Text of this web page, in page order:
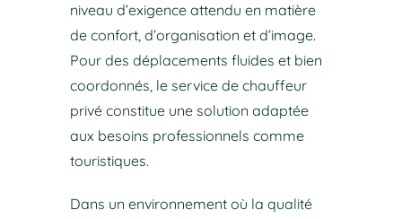
niveau d’exigence attendu en matière
de confort, d’organisation et d’image.
Pour des déplacements fluides et bien
coordonnés, le service de chauffeur
privé constitue une solution adaptée
aux besoins professionnels comme
touristiques.
Dans un environnement où la qualité